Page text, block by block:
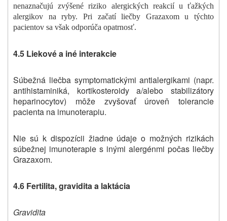
nenaznačujú zvýšené riziko alergických reakcií u ťažkých
alergikov na ryby. Pri začatí liečby Grazaxom u týchto
pacientov sa však odporúča opatrnosť.
4.5 Liekové a iné interakcie
Súbežná liečba symptomatickými antialergikami (napr.
antihistaminiká, kortikosteroidy a/alebo stabilizátory
heparinocytov) môže zvyšovať úroveň tolerancie
pacienta na imunoterapiu.
Nie sú k dispozícii žiadne údaje o možných rizikách
súbežnej imunoterapie s inými alergénmi počas liečby
Grazaxom.
4.6 Fertilita, gravidita a laktácia
Gravidita